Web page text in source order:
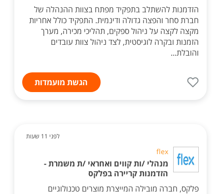
הזדמנות להשתלב בתפקיד מפתח בצוות ההנהלה של
חברת סחר והפצה גדולה ודינמית. התפקיד כולל אחריות
מקצה לקצה על ניהול ספקים, תהליכי מכירה, מערך
הזמנות ובקרה לוגיסטית, לצד ניהול צוות עובדים
והובלת...
הגשת מועמדות
לפני 11 שעות
flex
מנהלי /ות קווים ואחראי /ת משמרת -
הזדמנות קריירה בפלקס
פלקס, חברה מובילה המייצרת מוצרים טכנולוגיים